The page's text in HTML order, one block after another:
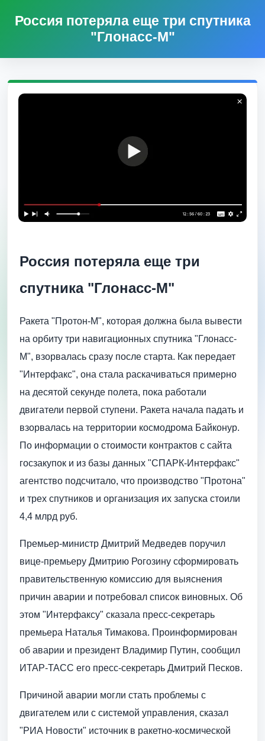
Россия потеряла еще три спутника
"Глонасс-М"
Россия потеряла еще три
спутника "Глонасс-М"
Ракета "Протон-М", которая должна была вывести
на орбиту три навигационных спутника "Глонасс-
М", взорвалась сразу после старта. Как передает
"Интерфакс", она стала раскачиваться примерно
на десятой секунде полета, пока работали
двигатели первой ступени. Ракета начала падать и
взорвалась на территории космодрома Байконур.
По информации о стоимости контрактов с сайта
госзакупок и из базы данных "СПАРК-Интерфакс"
агентство подсчитало, что производство "Протона"
и трех спутников и организация их запуска стоили
4,4 млрд руб.
Премьер-министр Дмитрий Медведев поручил
вице-премьеру Дмитрию Рогозину сформировать
правительственную комиссию для выяснения
причин аварии и потребовал список виновных. Об
этом "Интерфаксу" сказала пресс-секретарь
премьера Наталья Тимакова. Проинформирован
об аварии и президент Владимир Путин, сообщил
ИТАР-ТАСС его пресс-секретарь Дмитрий Песков.
Причиной аварии могли стать проблемы с
двигателем или с системой управления, сказал
"РИА Новости" источник в ракетно-космической